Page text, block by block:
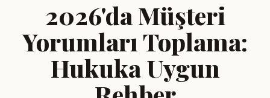
2026'da Müşteri
Yorumları Toplama:
Hukuka Uygun